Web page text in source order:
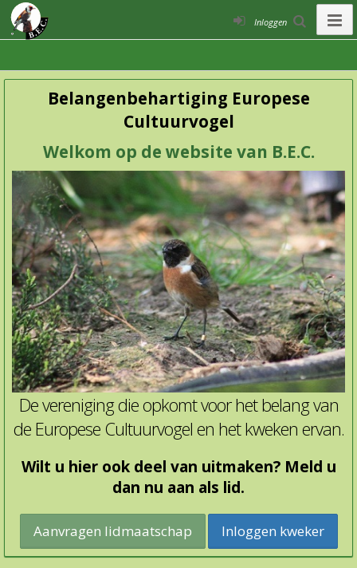
Inloggen
Belangenbehartiging Europese
Cultuurvogel
Welkom op de website van B.E.C.
De vereniging die opkomt voor het belang van
de Europese Cultuurvogel en het kweken ervan.
Wilt u hier ook deel van uitmaken? Meld u
dan nu aan als lid.
Inloggen kweker